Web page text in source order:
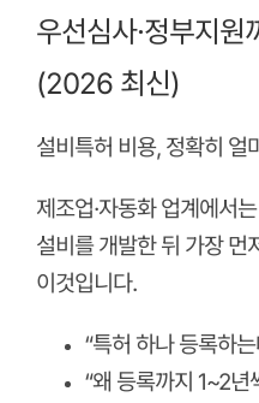
우선심사·정부지원
(2026 최신)
설비특허 비용, 정확히 얼
제조업·자동화 업계에서는
설비를 개발한 뒤 가장 먼
이것입니다.
“특허 하나 등록하
“왜 등록까지 1~2년